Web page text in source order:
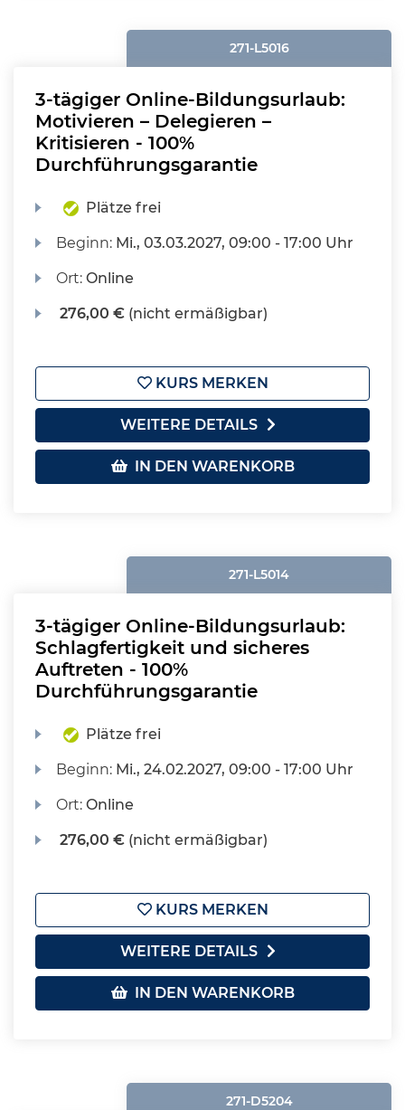
271-L5016
3-tägiger Online-Bildungsurlaub:
Motivieren – Delegieren –
Kritisieren - 100%
Durchführungsgarantie
Plätze frei
Beginn: Mi., 03.03.2027, 09:00 - 17:00 Uhr
Ort:Online
276,00 € (nicht ermäßigbar)
KURS MERKEN
WEITERE DETAILS
IN DEN WARENKORB
271-L5014
3-tägiger Online-Bildungsurlaub:
Schlagfertigkeit und sicheres
Auftreten - 100%
Durchführungsgarantie
Plätze frei
Beginn: Mi., 24.02.2027, 09:00 - 17:00 Uhr
Ort:Online
276,00 € (nicht ermäßigbar)
KURS MERKEN
WEITERE DETAILS
IN DEN WARENKORB
271-D5204